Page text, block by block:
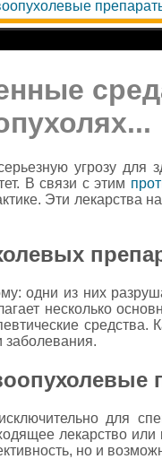
угрозу
В связи с этим
Эти лекарства
одни из них
несколько
средства.
заболевания.
для
лекарство
но и